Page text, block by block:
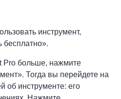
инструмент,
бесплатно».
Pro больше, нажмите
Тогда вы перейдете на
об инструменте: его